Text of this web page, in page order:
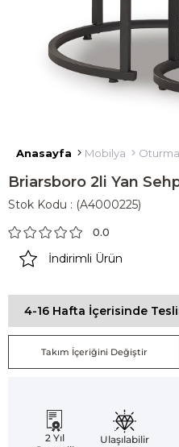
Anasayfa Mobilya
Briarsboro 2li Yan
Stok Kodu (A4000225)
0.0
İndirimli Ürün
4-16 Hafta İçerisinde
Takım İçeriğini Değiştir
2 Yıl
Ulaşılabilir